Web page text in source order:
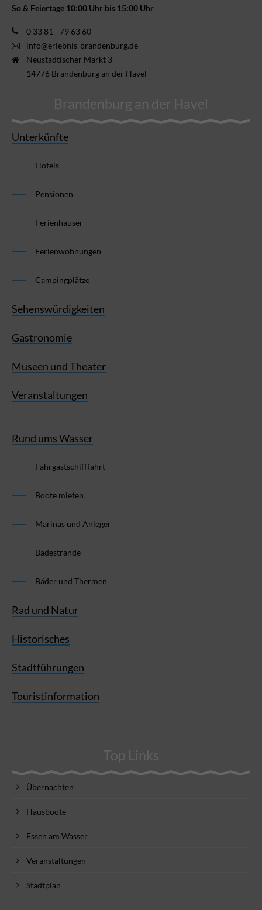
So & Feiertage 10:00 Uhr bis 15:00 Uhr
0 33 81 - 79 63 60
info@erlebnis-brandenburg.de
Neustädtischer Markt 3
14776 Brandenburg an der Havel
Brandenburg an der Havel
Unterkünfte
Hotels
Pensionen
Ferienhäuser
Ferienwohnungen
Campingplätze
Sehenswürdigkeiten
Gastronomie
Museen und Theater
Veranstaltungen
Rund ums Wasser
Fahrgastschifffahrt
Boote mieten
Marinas und Anleger
Badestrände
Bäder und Thermen
Rad und Natur
Historisches
Stadtführungen
Touristinformation
Top Links
Übernachten
Hausboote
Essen am Wasser
Veranstaltungen
Stadtplan